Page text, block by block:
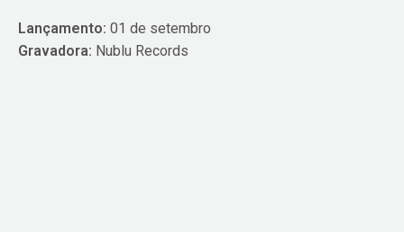
Lançamento: 01 de setembro
Gravadora: Nublu Records